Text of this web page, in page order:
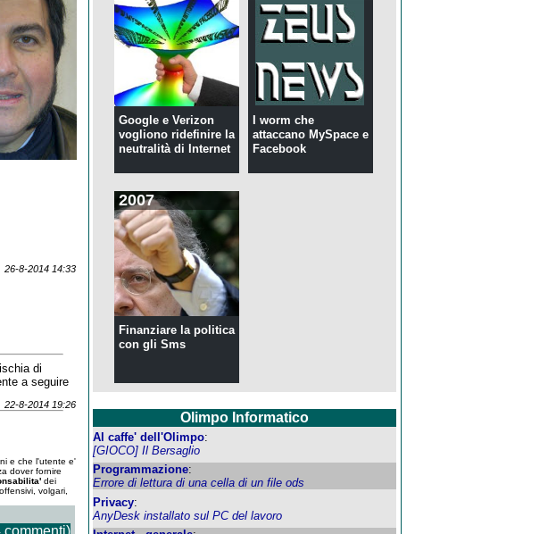
26-8-2014 14:33
di
a seguire
22-8-2014 19:26
e che l'utente e'
dover fornire
dei
volgari,
commenti)
Google e Verizon
vogliono ridefinire la
neutralità di Internet
I worm che
attaccano MySpace e
Facebook
2007
Finanziare la politica
con gli Sms
Olimpo Informatico
Al caffe' dell'Olimpo:
[GIOCO] Il Bersaglio
Programmazione:
Errore di lettura di una cella di un file ods
Privacy:
AnyDesk installato sul PC del lavoro